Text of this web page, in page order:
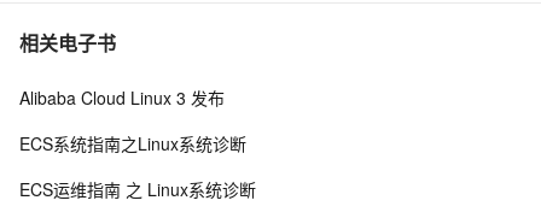
相关电子书
Alibaba Cloud Linux 3 发布
ECS系统指南之Linux系统诊断
ECS运维指南 之 Linux系统诊断